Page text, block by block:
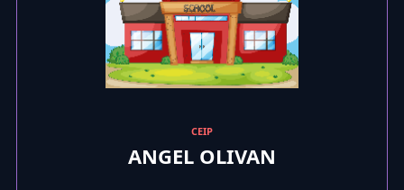
CEIP
ANGEL OLIVAN